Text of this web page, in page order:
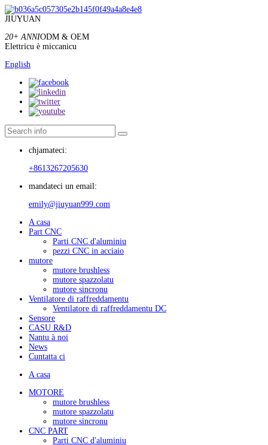
JIUYUAN
20+ ANNIODM & OEM
Elettricu è miccanicu
English
chjamateci:
+8613267205630
mandateci un email:
emily@jiuyuan999.com
A casa
Part CNC
Parti CNC d'aluminiu
pezzi CNC in acciaio
mutore
mutore brushless
mutore spazzolatu
mutore sincronu
Ventilatore di raffreddamentu
Ventilatore di raffreddamentu DC
Sensore
CASU R&D
Nantu à noi
News
Cuntatta ci
A casa
MOTORE
mutore brushless
mutore spazzolatu
mutore sincronu
CNC PART
Parti CNC d'aluminiu